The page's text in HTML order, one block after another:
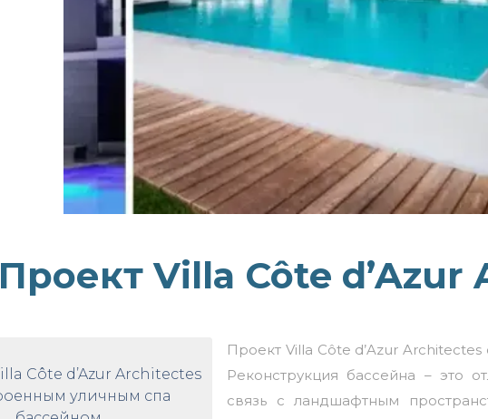
Проект Villa Côte d’Azur
Проект Villa Côte d’Azur Architectes
Реконструкция бассейна – это
связь с ландшафтным